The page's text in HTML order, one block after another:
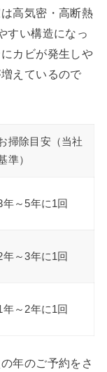
高気密・高断熱
すい構造になっ
カビが発生しや
えているので
掃除目安（当社
準）
年～5年に1回
年～3年に1回
年～2年に1回
年のご予約をさ